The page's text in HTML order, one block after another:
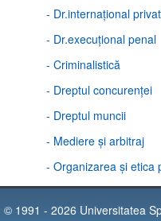
- Dr.internaţional privat
- Dr.execuţional penal
- Criminalistică
- Dreptul concurenţei
- Dreptul muncii
- Mediere şi arbitraj
- Organizarea şi etica
© 1991 - 2026 Universitatea